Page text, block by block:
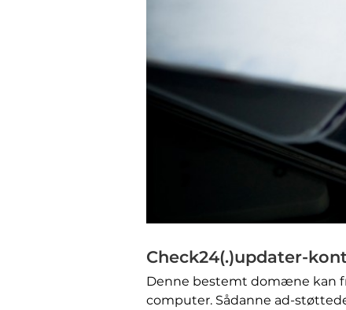
Check24(.)updater-
Denne bestemt domæne kan
computer. Sådanne ad-